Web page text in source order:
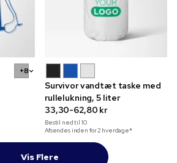
+8
Survivor vandtæt taske med
rullelukning, 5 liter
33,30-62,80 kr
Bestil ned til 10
Afsendes inden for 2 hverdage*
Vis Flere